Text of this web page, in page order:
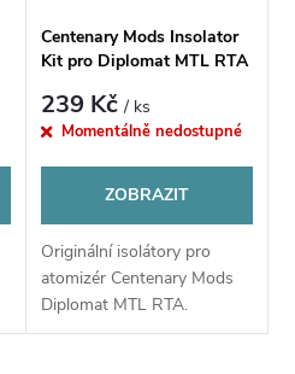
Centenary Mods Insolator
Kit pro Diplomat MTL RTA
239 Kč/ ks
Momentálně nedostupné
ZOBRAZIT
Originální isolátory pro
atomizér Centenary Mods
Diplomat MTL RTA.